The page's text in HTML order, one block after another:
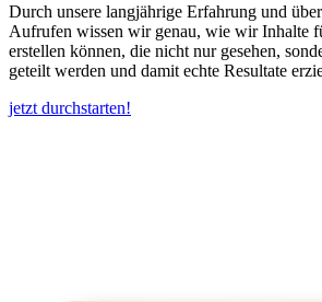
Durch unsere langjährige Erfahrung und
Aufrufen wissen wir genau, wie wir Inhalte
erstellen können, die nicht nur gesehen,
geteilt werden und damit echte Resultate
jetzt durchstarten!